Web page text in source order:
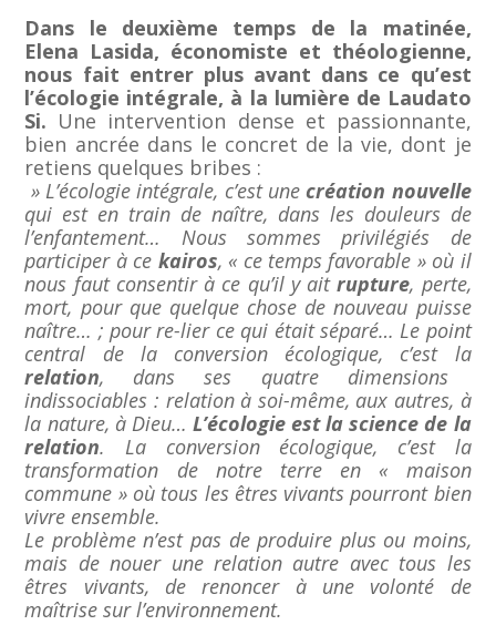
Dans le deuxième temps de la matinée,
Elena Lasida, économiste et théologienne,
nous fait entrer plus avant dans ce qu’est
l’écologie intégrale, à la lumière de Laudato
Si. Une intervention dense et passionnante,
bien ancrée dans le concret de la vie, dont je
retiens quelques bribes :
» L’écologie intégrale, c’est unecréation nouvelle
qui est en train de naître, dans les douleurs de
l’enfantement… Nous sommes privilégiés de
participer à ce kairos, « ce temps favorable » où il
nous faut consentir à ce qu’il y aitrupture, perte,
mort, pour que quelque chose de nouveau puisse
naître… ; pour re-lier ce qui était séparé… Le point
central de la conversion écologique, c’est la
relation, dans ses quatre dimensions
indissociables : relation à soi-même, aux autres, à
la nature, à Dieu… L’écologie est la science de la
relation. La conversion écologique, c’est la
transformation de notre terre en « maison
commune » où tous les êtres vivants pourront bien
vivre ensemble.
Le problème n’est pas de produire plus ou moins,
mais de nouer une relation autre avec tous les
êtres vivants, de renoncer à une volonté de
maîtrise sur l’environnement.